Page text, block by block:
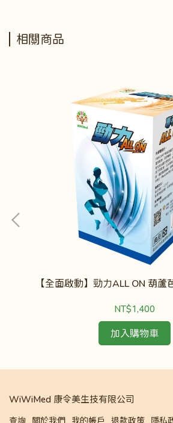
相關商品
【全面啟動】勁力ALL ON 葫蘆
NT$1,400
加入購物車
WiWiMed 康令美生技有限公司
查詢 關於我們 我的帳戶 退款政策 隱私